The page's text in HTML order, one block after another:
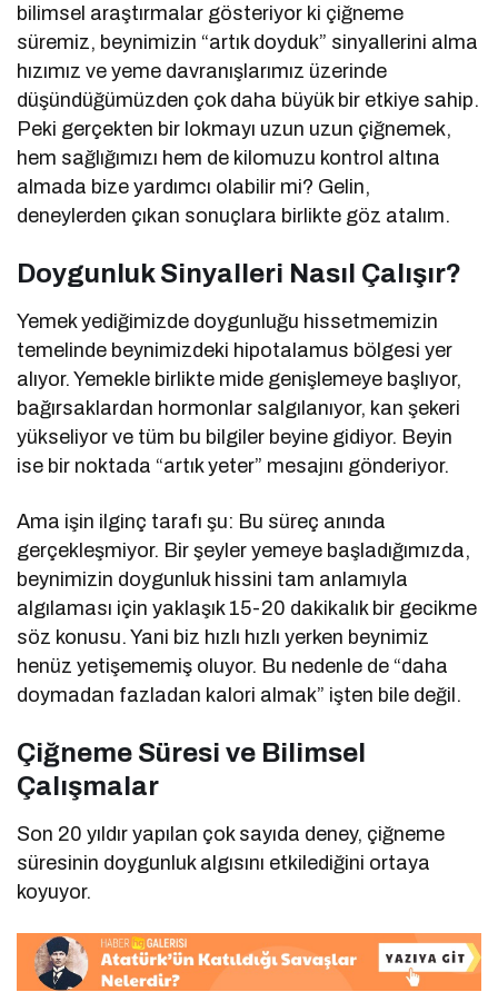
bilimsel araştırmalar gösteriyor ki çiğneme
süremiz, beynimizin “artık doyduk” sinyallerini alma
hızımız ve yeme davranışlarımız üzerinde
düşündüğümüzden çok daha büyük bir etkiye sahip.
Peki gerçekten bir lokmayı uzun uzun çiğnemek,
hem sağlığımızı hem de kilomuzu kontrol altına
almada bize yardımcı olabilir mi? Gelin,
deneylerden çıkan sonuçlara birlikte göz atalım.
Doygunluk Sinyalleri Nasıl Çalışır?
Yemek yediğimizde doygunluğu hissetmemizin
temelinde beynimizdeki hipotalamus bölgesi yer
alıyor. Yemekle birlikte mide genişlemeye başlıyor,
bağırsaklardan hormonlar salgılanıyor, kan şekeri
yükseliyor ve tüm bu bilgiler beyine gidiyor. Beyin
ise bir noktada “artık yeter” mesajını gönderiyor.
Ama işin ilginç tarafı şu: Bu süreç anında
gerçekleşmiyor. Bir şeyler yemeye başladığımızda,
beynimizin doygunluk hissini tam anlamıyla
algılaması için yaklaşık 15-20 dakikalık bir gecikme
söz konusu. Yani biz hızlı hızlı yerken beynimiz
henüz yetişememiş oluyor. Bu nedenle de “daha
doymadan fazladan kalori almak” işten bile değil.
Çiğneme Süresi ve Bilimsel
Çalışmalar
Son 20 yıldır yapılan çok sayıda deney, çiğneme
süresinin doygunluk algısını etkilediğini ortaya
koyuyor.